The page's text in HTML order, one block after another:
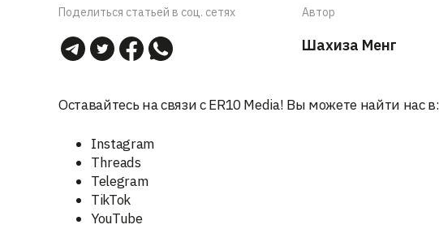
Поделиться статьей в соц. сетях Автор
Шахиза Менг
Оставайтесь на связи с ER10 Media! Вы можете найти нас в:
Instagram
Threads
Telegram
TikTok
YouTube